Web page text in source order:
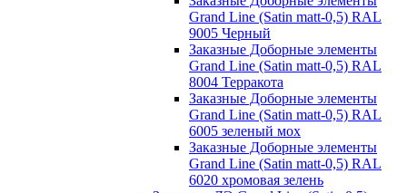
Grand Line (Satin matt-0,5) RAL
9005 Черный
Заказные Доборные элементы
Grand Line (Satin matt-0,5) RAL
8004 Терракота
Заказные Доборные элементы
Grand Line (Satin matt-0,5) RAL
6005 зеленый мох
Заказные Доборные элементы
Grand Line (Satin matt-0,5) RAL
6020 хромовая зелень